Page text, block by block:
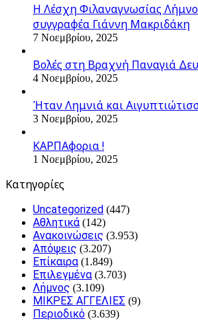
Η Λέσχη Φιλαναγνωσίας
συγγραφέα Γιάννη Μακριδάκη
7 Νοεμβρίου, 2025
Βολές στη Βραχνή Παναγιά
4 Νοεμβρίου, 2025
Ήταν Λημνιά και
3 Νοεμβρίου, 2025
ΚΑΡΠΑφορια !
1 Νοεμβρίου, 2025
Kατηγορίες
Uncategorized (447)
Αθλητικά (142)
Ανακοινώσεις (3.953)
Απόψεις (3.207)
Επίκαιρα (1.849)
Επιλεγμένα (3.703)
Λήμνος (3.109)
ΜΙΚΡΕΣ ΑΓΓΕΛΙΕΣ (9)
Περιοδικό (3.639)